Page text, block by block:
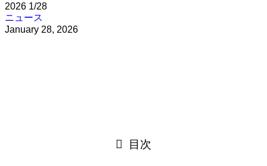
2026 1/28
ニュース
January 28, 2026
目次